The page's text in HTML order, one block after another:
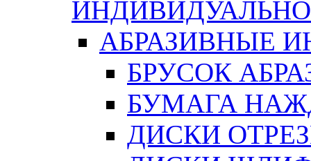
АБРАЗИВНЫЕ
БРУСОК
БУМАГА
ДИСКИ